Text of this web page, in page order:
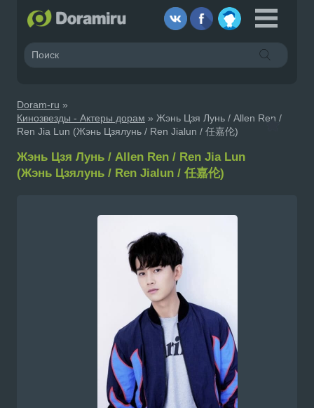
Doram-ru »
Кинозвезды - Актеры дорам » Жэнь Цзя Лунь / Allen Ren /
Ren Jia Lun (Жэнь Цзялунь / Ren Jialun / 任嘉伦)
Жэнь Цзя Лунь / Allen Ren / Ren Jia Lun
(Жэнь Цзялунь / Ren Jialun / 任嘉伦)